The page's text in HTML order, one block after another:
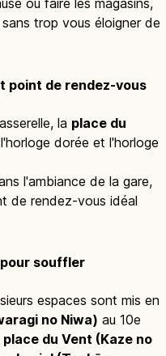
ou faire les magasins,
trop vous éloigner de
laplace du
l'ambiance de la gare,
de rendez-vous idéal
espaces sont mis en
no Niwa)au 10e